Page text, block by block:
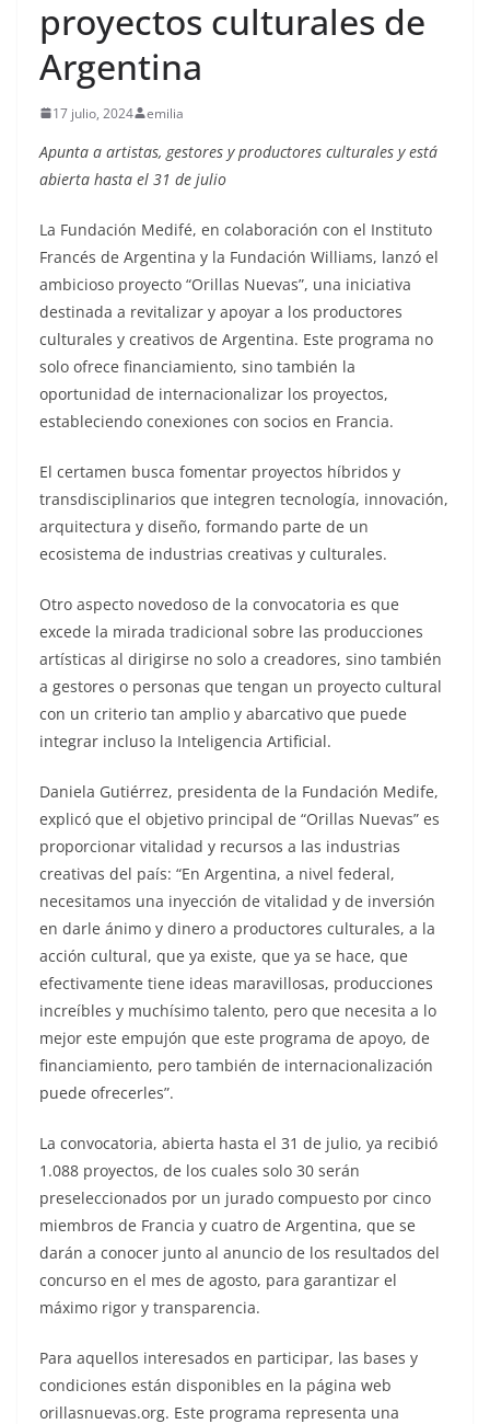
proyectos culturales de
Argentina
17 julio, 2024 emilia
Apunta a artistas, gestores y productores culturales y está
abierta hasta el 31 de julio
La Fundación Medifé, en colaboración con el Instituto
Francés de Argentina y la Fundación Williams, lanzó el
ambicioso proyecto “Orillas Nuevas”, una iniciativa
destinada a revitalizar y apoyar a los productores
culturales y creativos de Argentina. Este programa no
solo ofrece financiamiento, sino también la
oportunidad de internacionalizar los proyectos,
estableciendo conexiones con socios en Francia.
El certamen busca fomentar proyectos híbridos y
transdisciplinarios que integren tecnología, innovación,
arquitectura y diseño, formando parte de un
ecosistema de industrias creativas y culturales.
Otro aspecto novedoso de la convocatoria es que
excede la mirada tradicional sobre las producciones
artísticas al dirigirse no solo a creadores, sino también
a gestores o personas que tengan un proyecto cultural
con un criterio tan amplio y abarcativo que puede
integrar incluso la Inteligencia Artificial.
Daniela Gutiérrez, presidenta de la Fundación Medife,
explicó que el objetivo principal de “Orillas Nuevas” es
proporcionar vitalidad y recursos a las industrias
creativas del país: “En Argentina, a nivel federal,
necesitamos una inyección de vitalidad y de inversión
en darle ánimo y dinero a productores culturales, a la
acción cultural, que ya existe, que ya se hace, que
efectivamente tiene ideas maravillosas, producciones
increíbles y muchísimo talento, pero que necesita a lo
mejor este empujón que este programa de apoyo, de
financiamiento, pero también de internacionalización
puede ofrecerles”.
La convocatoria, abierta hasta el 31 de julio, ya recibió
1.088 proyectos, de los cuales solo 30 serán
preseleccionados por un jurado compuesto por cinco
miembros de Francia y cuatro de Argentina, que se
darán a conocer junto al anuncio de los resultados del
concurso en el mes de agosto, para garantizar el
máximo rigor y transparencia.
Para aquellos interesados en participar, las bases y
condiciones están disponibles en la página web
orillasnuevas.org. Este programa representa una